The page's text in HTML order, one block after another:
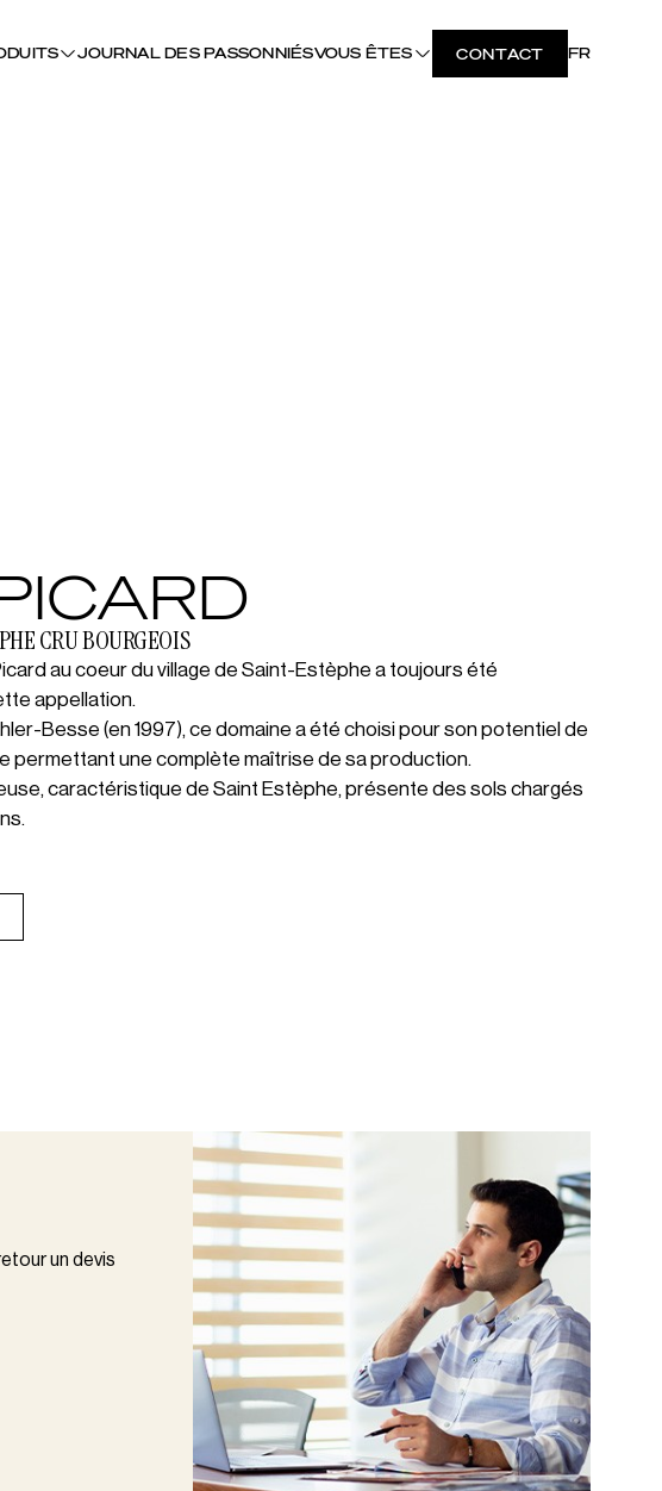
JOURNAL DES PASSONNIÉSVOUS ÊTES CONTACT FR
CRU BOURGEOIS
au coeur du village de Saint-Estèphe a toujours été
appellation.
Besse (en 1997), ce domaine a été choisi pour son potentiel de
permettant une complète maîtrise de sa production.
caractéristique de Saint Estèphe, présente des sols chargés
un devis